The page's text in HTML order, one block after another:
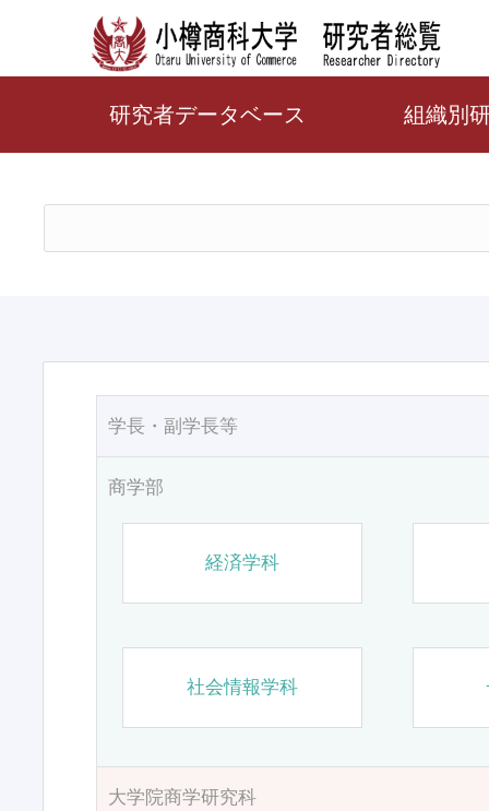
研究者データベース 組織別
学長・副学長等
商学部
経済学科
社会情報学科
大学院商学研究科